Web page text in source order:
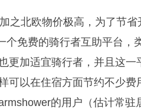
之北欧物价极高，为了节
免费的骑行者互助平台，
更加适宜骑行者，并且这一
可以在住宿方面节约不少费
的用户（估计常驻